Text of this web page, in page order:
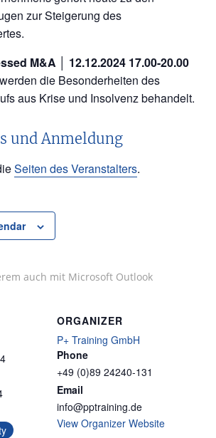
zur Steigerung des
M&A │ 12.12.2024 17.00-20.00
die Besonderheiten des
aus Krise und Insolvenz behandelt.
und Anmeldung
Seiten des Veranstalters.
auch mit Microsoft Outlook
ORGANIZER
P+ Training GmbH
Phone
+49 (0)89 24240-131
Email
info@pptraining.de
View Organizer Website